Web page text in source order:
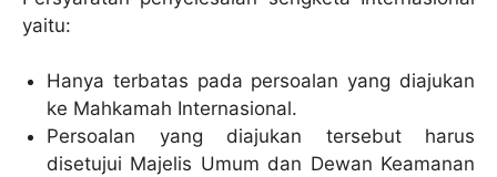
yaitu:
Hanya terbatas pada persoalan yang diajukan
ke Mahkamah Internasional.
Persoalan yang diajukan tersebut harus
disetujui Majelis Umum dan Dewan Keamanan